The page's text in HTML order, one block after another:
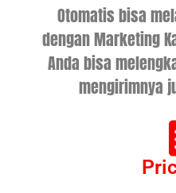
Otomatis bisa
dengan Marketing
Anda bisa
mengirimnya